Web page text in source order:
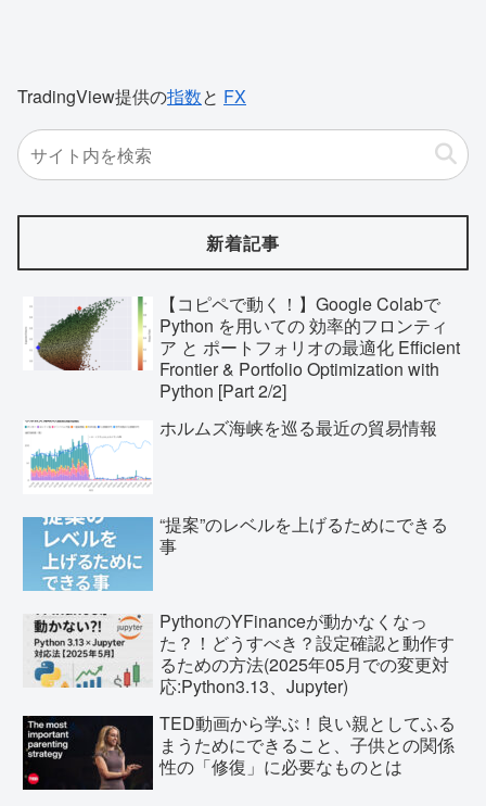
TradingView提供の指数と FX
新着記事
【コピペで動く！】Google Colabで
Python を用いての 効率的フロンティ
ア と ポートフォリオの最適化 Efficient
Frontier & Portfolio Optimization with
Python [Part 2/2]
ホルムズ海峡を巡る最近の貿易情報
“提案”のレベルを上げるためにできる
事
PythonのYFinanceが動かなくなっ
た？！どうすべき？設定確認と動作す
るための方法(2025年05月での変更対
応:Python3.13、Jupyter)
TED動画から学ぶ！良い親としてふる
まうためにできること、子供との関係
性の「修復」に必要なものとは